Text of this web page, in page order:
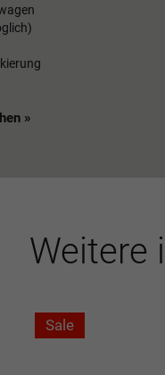
»
Weitere
Sale